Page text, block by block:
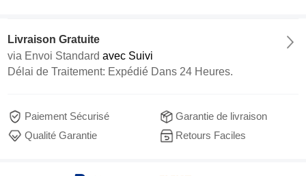
Livraison Gratuite
via Envoi Standard avec Suivi
Délai de Traitement: Expédié Dans 24 Heures.
Paiement Sécurisé
Garantie de livraison
Qualité Garantie
Retours Faciles